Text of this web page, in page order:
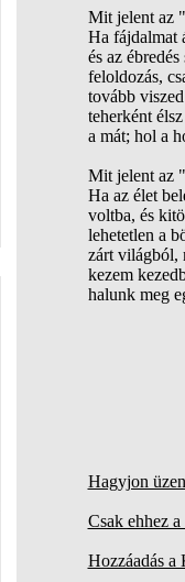
Mit jelent az
Ha fájdalmat
és az ébredés
feloldozás,
tovább
teherként
a mát; hol a
Mit jelent az
Ha az élet
voltba, és
lehetetlen a
zárt világból,
kezem
halunk meg
Hagyjon
Csak ehhez
Hozzáadás